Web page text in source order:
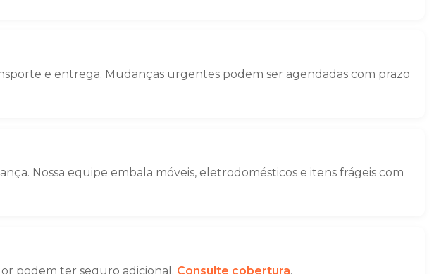
e entrega. Mudanças urgentes podem ser agendadas com prazo
Nossa equipe embala móveis, eletrodomésticos e itens frágeis com
podem ter seguro adicional. Consulte cobertura.